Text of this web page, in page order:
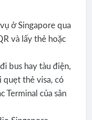
ở Singapore qua
và lấy thẻ hoặc
bus hay tàu điện,
quẹt thẻ visa, có
Terminal của sân